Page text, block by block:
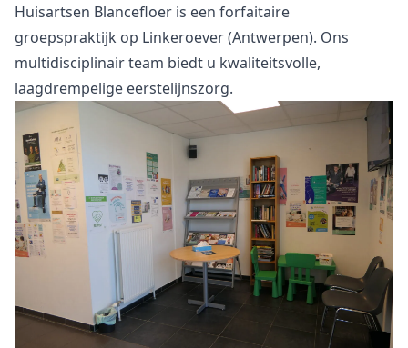
Huisartsen Blancefloer is een forfaitaire
groepspraktijk op Linkeroever (Antwerpen). Ons
multidisciplinair team biedt u kwaliteitsvolle,
laagdrempelige eerstelijnszorg.